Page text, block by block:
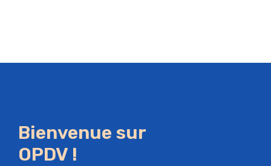
Bienvenue sur
OPDV !